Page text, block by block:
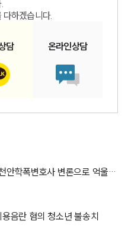
하겠습니다.
담 온라인상담
[천안학폭변호사 성공사례] 대륜 천안학폭변호사 변론으로 억울하게 받은 학폭처분 방어
음란 혐의 청소년 불송치